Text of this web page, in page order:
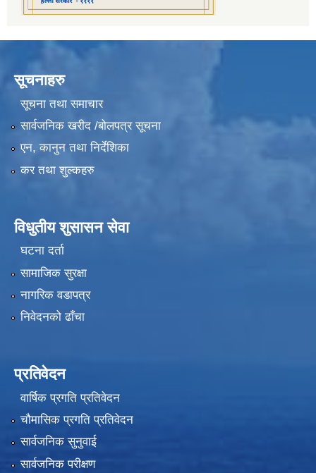
सूचनाहरु
सूचना तथा समाचार
सार्वजनिक खरीद /बोलपत्र सूचना
एन, कानुन तथा निर्देशिका
कर तथा शुल्कहरु
विधुतीय शुसासन सेवा
घटना दर्ता
सामाजिक सुरक्षा
नागरिक वडापत्र
निवेदनको ढाँचा
प्रतिवेदन
वार्षिक प्रगति प्रतिवेदन
चौमासिक प्रगति प्रतिवेदन
सार्वजनिक सुनुवाई
सार्वजनिक परीक्षण